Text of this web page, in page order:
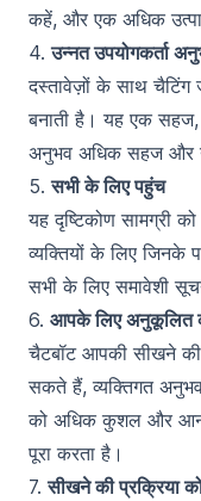
कहें, और एक अधिक
4.उन्नत उपयोगकर्ता
दस्तावेज़ों के साथ चैटिंग
बनाती है। यह एक सहज,
अनुभव अधिक सहज और
5.सभी के लिए पहुंच
यह दृष्टिकोण सामग्री
व्यक्तियों के लिए जिनके
सभी के लिए समावेशी
6. आपके लिए अनुकूलित
चैटबॉट आपकी सीखने
सकते हैं, व्यक्तिगत
को अधिक कुशल और
पूरा करता है।
7.सीखने की प्रक्रिया